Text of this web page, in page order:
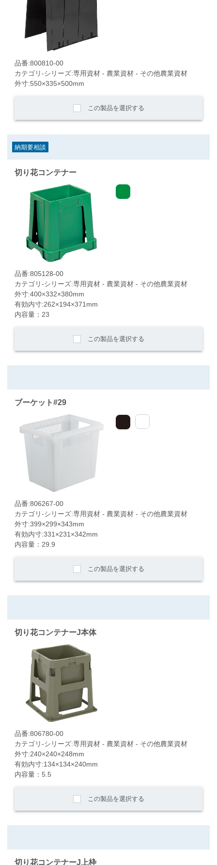
品番:800810-00
カテゴリ-シリーズ:専用資材 - 農業資材 - その他農業資材
外寸:550×335×500mm
この製品を選択する
納期要相談
切り花コンテナー
品番:805128-00
カテゴリ-シリーズ:専用資材 - 農業資材 - その他農業資材
外寸:400×332×380mm
有効内寸:262×194×371mm
内容量：23
この製品を選択する
ブーケット#29
品番:806267-00
カテゴリ-シリーズ:専用資材 - 農業資材 - その他農業資材
外寸:399×299×343mm
有効内寸:331×231×342mm
内容量：29.9
この製品を選択する
切り花コンテナーJ本体
品番:806780-00
カテゴリ-シリーズ:専用資材 - 農業資材 - その他農業資材
外寸:240×240×248mm
有効内寸:134×134×240mm
内容量：5.5
この製品を選択する
切り花コンテナーJ上枠